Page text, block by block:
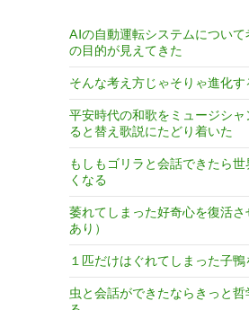
AIの自動運転システムについて
の目的が見えてきた
そんな考え方じゃそりゃ進化
平安時代の和歌をミュージシ
ると替え歌説にたどり着いた
もしもゴリラと会話できたら
くなる
萎れてしまった好奇心を復活
あり）
１匹だけはぐれてしまった子
虫と会話ができたならきっと